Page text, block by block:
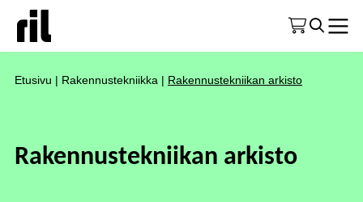
Etusivu | Rakennustekniikka | Rakennustekniikan arkisto
Rakennustekniikan arkisto